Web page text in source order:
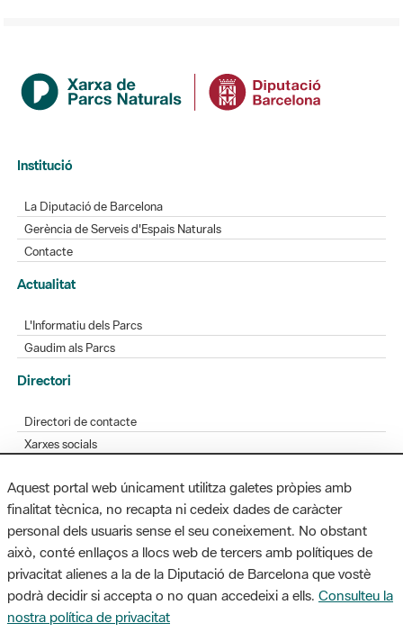
Institució
Gerència de Serveis d'Espais Naturals
Actualitat
L'Informatiu dels Parcs
Gaudim als Parcs
Directori de contacte
Xarxes socials
Bústia de suggeriments
Opineu sobre els parcs
MAPA WEB AVÍS LEGAL ACCESSIBILITAT
Diputació de Barcelona. Edifici Llacuna, 1a planta. Badajoz, 49. 08005
Barcelona. Tel. 934 022 428 / xarxaparcs@diba.cat
Aquest portal web únicament utilitza galetes pròpies amb
finalitat tècnica, no recapta ni cedeix dades de caràcter
personal dels usuaris sense el seu coneixement. No obstant
això, conté enllaços a llocs web de tercers amb polítiques de
privacitat alienes a la de la Diputació de Barcelona que vostè
podrà decidir si accepta o no quan accedeixi a ells. Consulteu la
nostra política de privacitat